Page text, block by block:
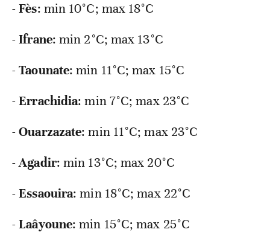
-Fès: min 10°C; max 18°C
-Ifrane: min 2°C; max 13°C
-Taounate: min 11°C; max 15°C
-Errachidia: min 7°C; max 23°C
-Ouarzazate: min 11°C; max 23°C
-Agadir: min 13°C; max 20°C
-Essaouira: min 18°C; max 22°C
-Laâyoune: min 15°C; max 25°C